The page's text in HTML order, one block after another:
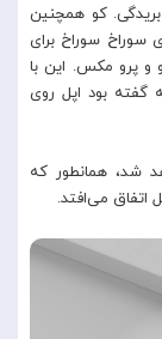
کو همچنین
14 می تواند دارای سوراخ سوراخ برای
باشد، اما فقط در مدل های آیفون 14 پرو و ​​پرو مکس. این با
گفته بود اپل روی
خواهد شد، همانطور که
اتفاق می‌افتد.